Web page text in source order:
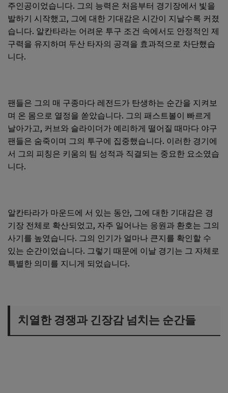
주인공이었습니다. 그의 능력은 처음부터 경기장에서 빛을
발하기 시작했고, 그에 대한 기대감은 시간이 지날수록 커졌
습니다. 알칸타라는 어려운 투구 조건 속에서도 안정적인 제
구력을 유지하며 두산 타자의 공격을 효과적으로 차단했습
니다.
팬들은 그의 매 구종마다 레전드가 탄생하는 순간을 지켜보
며 온 몸으로 열정을 쏟았습니다. 그의 패스트볼이 빠르게
날아가고, 커브와 슬라이더가 예리하게 떨어질 때마다 야구
팬들은 숨죽이며 그의 투구에 집중했습니다. 이러한 경기에
서 그의 피칭은 키움의 팀 성적과 직결되는 중요한 요소였습
니다.
알칸타라가 마운드에 서 있는 동안, 그에 대한 기대감은 경
기장 전체로 확산되었고, 자주 일어나는 응원과 환호는 그의
사기를 높였습니다. 그의 인기가 얼마나 큰지를 확인할 수
있는 순간이었습니다. 그렇기 때문에 이날 경기는 그 자체로
특별한 의미를 지니게 되었습니다.
치열한 경쟁과 긴장감 넘치는 순간들